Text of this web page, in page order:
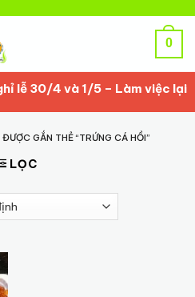
0
lễ 30/4 và 1/5 – Làm việc lại
GẮN THẺ “TRỨNG CÁ HỒI”
LỌC